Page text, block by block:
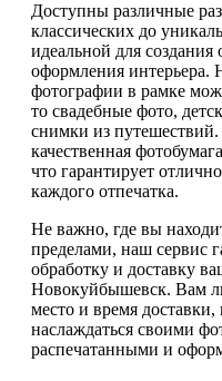
Доступны различные
классических до
идеальной для
оформления интерьера.
фотографии в рамке
то свадебные фото,
снимки из
качественная
что гарантирует
каждого отпечатка.
Не важно, где вы
пределами, наш сервис
обработку и доставку
Новокуйбышевск. Вам
место и время
наслаждаться своими
распечатанными и